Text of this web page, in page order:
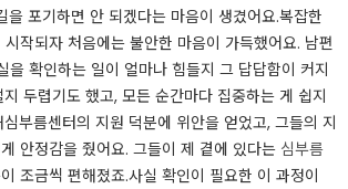
을 포기하면 안 되겠다는 마음이 생겼어요.​복잡한
작되자 처음에는 불안한 마음이 가득했어요. 남편
을 확인하는 일이 얼마나 힘들지 그 답답함이 커지
두렵기도 했고, 모든 순간마다 집중하는 게 쉽지
부름센터의 지원 덕분에 위안을 얻었고, 그들의 지
안정감을 줬어요. 그들이 제 곁에 있다는 심부름
조금씩 편해졌죠.​사실 확인이 필요한 이 과정이